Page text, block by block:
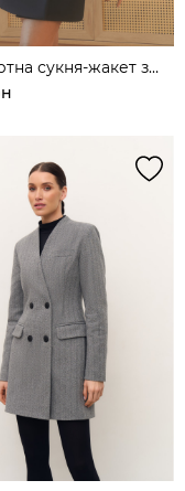
сукня-жакет з
силуетом